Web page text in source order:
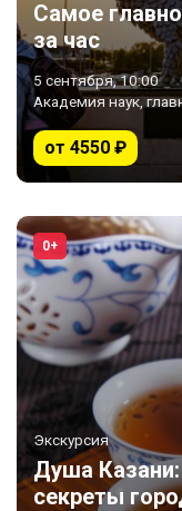
Самое
за час
5 сентября, 10:00
Академия наук,
от 4550 ₽
0+
Экскурсия
Душа Казани:
секреты